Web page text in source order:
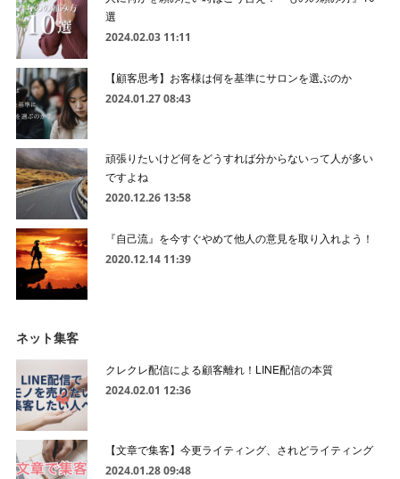
選
2024.02.03 11:11
【顧客思考】お客様は何を基準にサロンを選ぶのか
2024.01.27 08:43
頑張りたいけど何をどうすれば分からないって人が多い
ですよね
2020.12.26 13:58
『自己流』を今すぐやめて他人の意見を取り入れよう！
2020.12.14 11:39
ネット集客
クレクレ配信による顧客離れ！LINE配信の本質
2024.02.01 12:36
【文章で集客】今更ライティング、されどライティング
2024.01.28 09:48